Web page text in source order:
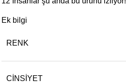
Ek bilgi
RENK
CINSIYET